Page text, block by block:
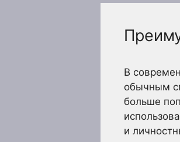
В
обычным
больше
и